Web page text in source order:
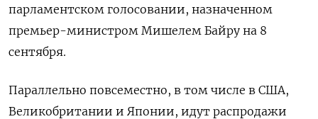
парламентском голосовании, назначенном
премьер-министром Мишелем Байру на 8
сентября.
Параллельно повсеместно, в том числе в США,
Великобритании и Японии, идут распродажи